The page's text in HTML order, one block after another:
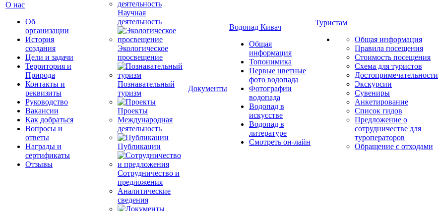
О нас
Об
организации
История
создания
Цели и задачи
Территория и
Природа
Контакты и
реквизиты
Руководство
Вакансии
Как добраться
Вопросы и
ответы
Награды и
сертификаты
Отзывы
Научная
деятельность
Экологическое
просвещение
Познавательный
туризм
Проекты
Международная
деятельность
Публикации
Сотрудничество и
предложения
Аналитические
сведения
Документы
Водопад Кивач
Общая
информация
Топонимика
Первые цветные
фото водопада
Фотографии
водопада
Водопад в
искусстве
Водопад в
литературе
Смотреть он-лайн
Туристам
Общая информация
Правила посещения
Стоимость посещения
Схема для туристов
Достопримечательности
Экскурсии
Сувениры
Анкетирование
Список гидов
Предложение о
сотрудничестве для
туроператоров
Обращение с отходами